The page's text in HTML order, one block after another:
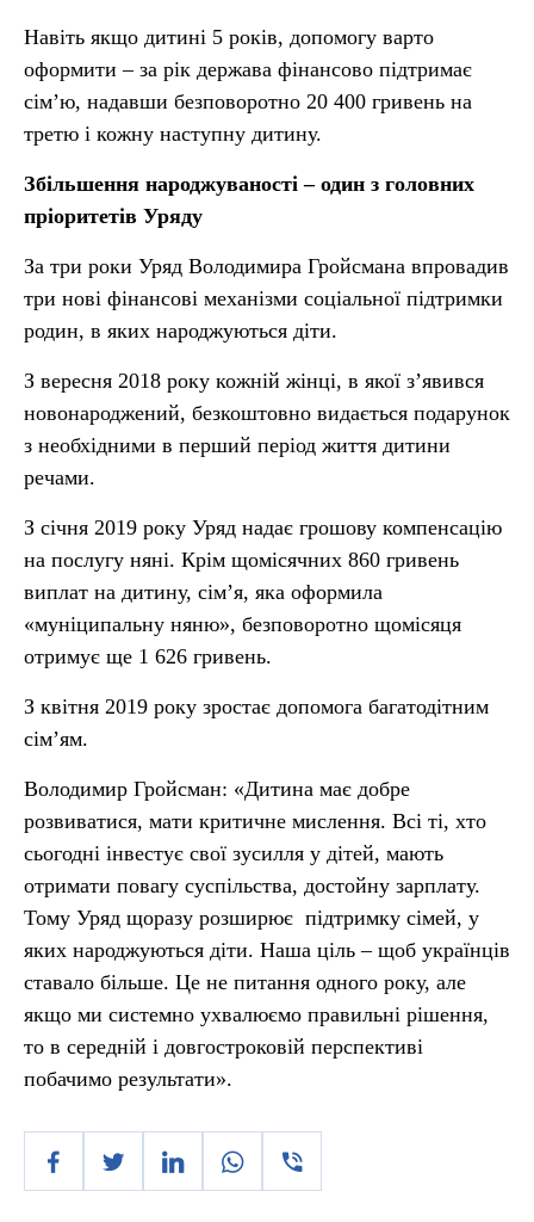
Навіть якщо дитині 5 років, допомогу варто
оформити – за рік держава фінансово підтримає
сім’ю, надавши безповоротно 20 400 гривень на
третю і кожну наступну дитину.
Збільшення народжуваності – один з головних
пріоритетів Уряду
За три роки Уряд Володимира Гройсмана впровадив
три нові фінансові механізми соціальної підтримки
родин, в яких народжуються діти.
З вересня 2018 року кожній жінці, в якої з’явився
новонароджений, безкоштовно видається подарунок
з необхідними в перший період життя дитини
речами.
З січня 2019 року Уряд надає грошову компенсацію
на послугу няні. Крім щомісячних 860 гривень
виплат на дитину, сім’я, яка оформила
«муніципальну няню», безповоротно щомісяця
отримує ще 1 626 гривень.
З квітня 2019 року зростає допомога багатодітним
сім’ям.
Володимир Гройсман: «Дитина має добре
розвиватися, мати критичне мислення. Всі ті, хто
сьогодні інвестує свої зусилля у дітей, мають
отримати повагу суспільства, достойну зарплату.
Тому Уряд щоразу розширює підтримку сімей, у
яких народжуються діти. Наша ціль – щоб українців
ставало більше. Це не питання одного року, але
якщо ми системно ухвалюємо правильні рішення,
то в середній і довгостроковій перспективі
побачимо результати».